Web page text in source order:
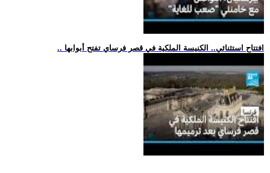
.. افتتاح استثنائي.. الكنيسة الملكية في قصر فرساي تفتح أبوابها